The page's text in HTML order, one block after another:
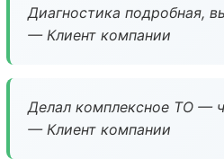
Диагностика подробная,
— Клиент компании
Делал комплексное ТО —
— Клиент компании